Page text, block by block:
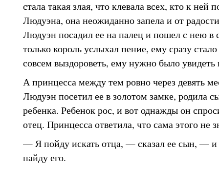
стала такая злая, что клевала всех, кто к ней
Людуэна, она неожиданно запела и от
Людуэн посадил ее на палец и пошел с нею в
только король услыхал пение, ему сразу
совсем выздороветь, ему нужно было
А принцесса между тем ровно через девять
Людуэн посетил ее в золотом замке, родила
ребенка. Ребенок рос, и вот однажды он
отец. Принцесса ответила, что сама этого не
— Я пойду искать отца, — сказал ее сын, — и
найду его.